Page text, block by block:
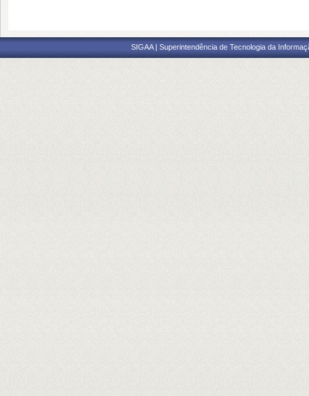
SIGAA | Superintendência de Tecnologia da